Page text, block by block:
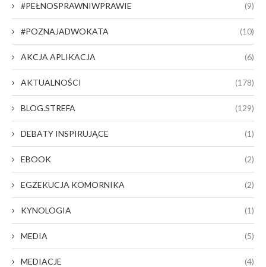
#PEŁNOSPRAWNIWPRAWIE (9)
#POZNAJADWOKATA (10)
AKCJA APLIKACJA (6)
AKTUALNOŚCI (178)
BLOG.STREFA (129)
DEBATY INSPIRUJĄCE (1)
EBOOK (2)
EGZEKUCJA KOMORNIKA (2)
KYNOLOGIA (1)
MEDIA (5)
MEDIACJE (4)